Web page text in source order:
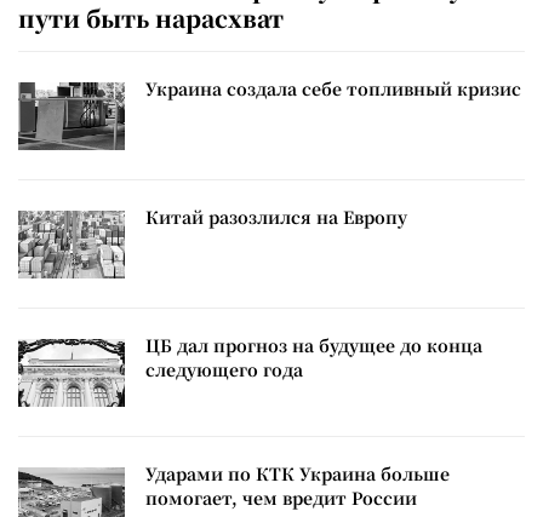
пути быть нарасхват
Украина создала себе топливный кризис
Китай разозлился на Европу
ЦБ дал прогноз на будущее до конца
следующего года
Ударами по КТК Украина больше
помогает, чем вредит России